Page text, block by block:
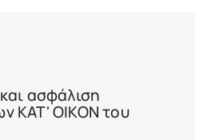
ασφάλιση
ΚΑΤ' ΟΙΚΟΝ του